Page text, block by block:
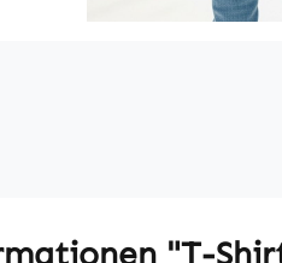
"T-